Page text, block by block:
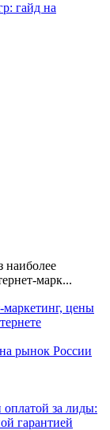
гайд на
наиболее
марк...
цены
рынок России
оплатой за лиды:
гарантией